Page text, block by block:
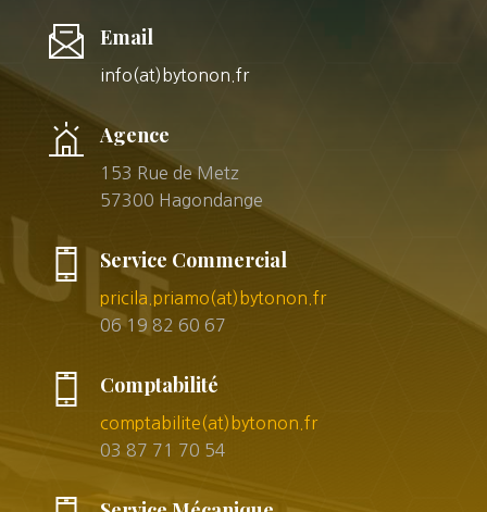
Email
info(at)bytonon.fr
Agence
153 Rue de Metz
57300 Hagondange
Service Commercial
pricila.priamo(at)bytonon.fr
06 19 82 60 67
Comptabilité
comptabilite(at)bytonon.fr
03 87 71 70 54